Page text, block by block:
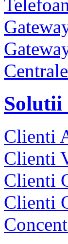
Solutii
Clienti
Clienti
Clienti
Clienti